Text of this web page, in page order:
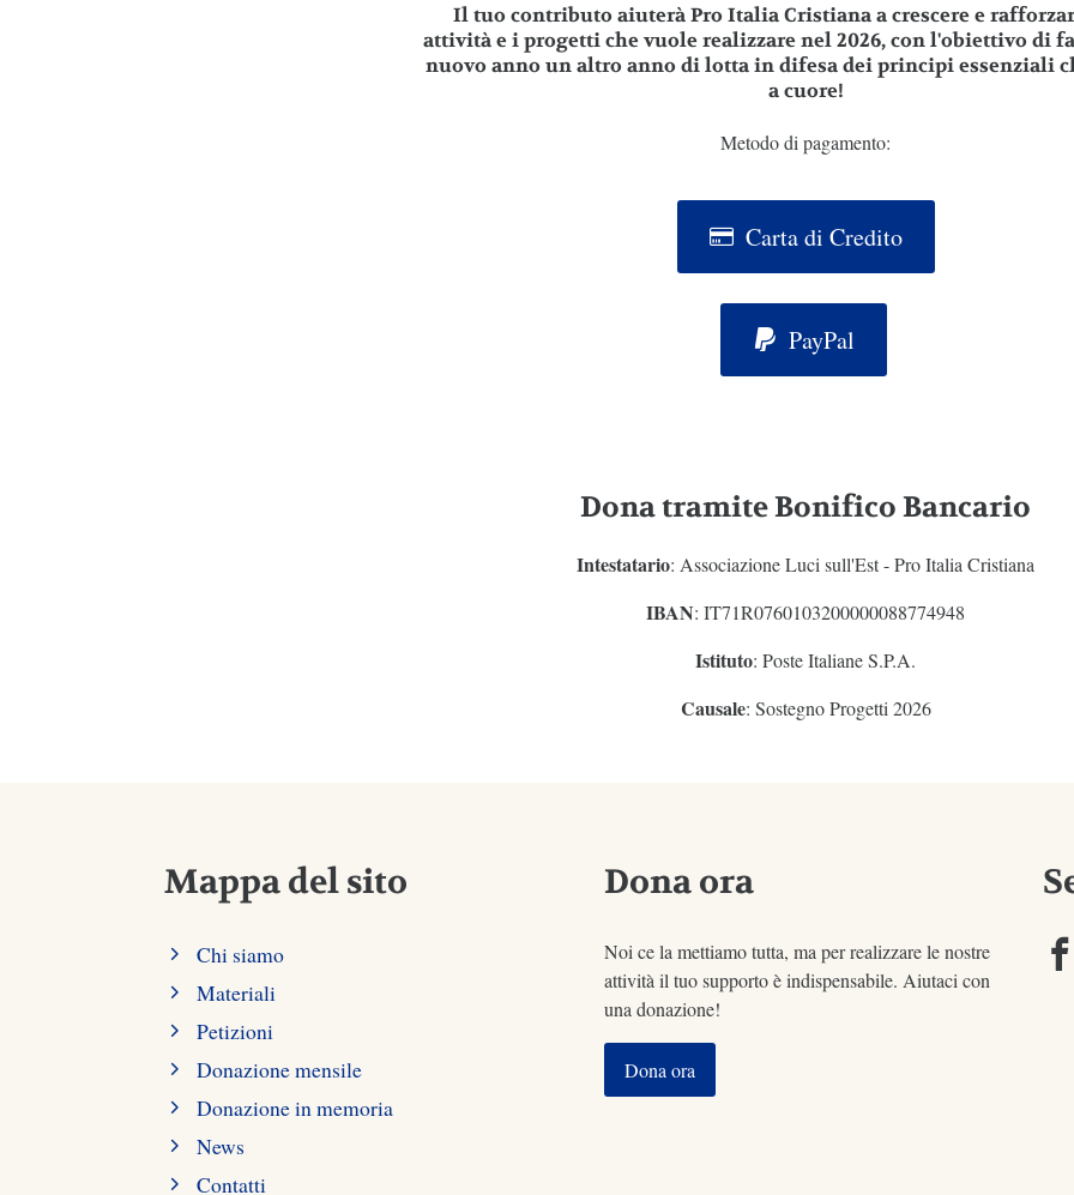
Il tuo contributo aiuterà Pro Italia Cristiana a crescere e
attività e i progetti che vuole realizzare nel 2026, con l'obiettivo di
nuovo anno un altro anno di lotta in difesa dei principi essenziali
a cuore!
Metodo di pagamento:
Carta di Credito
PayPal
Dona tramite Bonifico Bancario
Intestatario: Associazione Luci sull'Est - Pro Italia Cristiana
IBAN: IT71R0760103200000088774948
Istituto: Poste Italiane S.P.A.
Causale: Sostegno Progetti 2026
Mappa del sito
Chi siamo
Materiali
Petizioni
Donazione mensile
Donazione in memoria
News
Contatti
Dona ora
Noi ce la mettiamo tutta, ma per realizzare le nostre
attività il tuo supporto è indispensabile. Aiutaci con
una donazione!
Dona ora